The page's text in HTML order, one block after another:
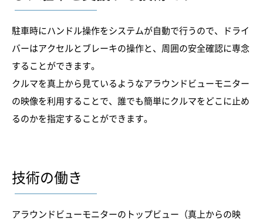
駐車時にハンドル操作をシステムが自動で行うので、ドライ
バーはアクセルとブレーキの操作と、周囲の安全確認に専念
することができます。
クルマを真上から見ているようなアラウンドビューモニター
の映像を利用することで、誰でも簡単にクルマをどこに止め
るのかを指定することができます。
技術の働き
アラウンドビューモニターのトップビュー（真上からの映